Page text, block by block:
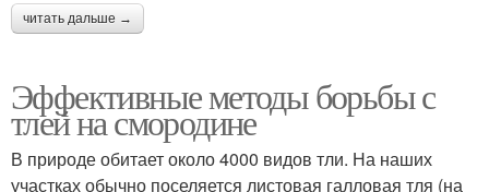
читать дальше →
Эффективные методы борьбы с
тлей на смородине
В природе обитает около 4000 видов тли. На наших
участках обычно поселяется листовая галловая тля (на